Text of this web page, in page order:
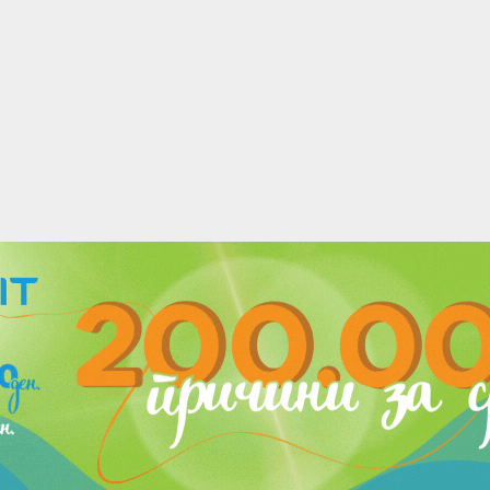
Twitter Instagram Youtube
Импресум Контакт Маркетинг Услови за користење
@2019 - A1on. Сите права задржани.